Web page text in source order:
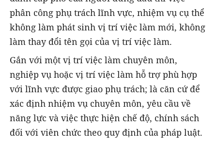
phân công phụ trách lĩnh vực, nhiệm vụ cụ thể
không làm phát sinh vị trí việc làm mới, không
làm thay đổi tên gọi của vị trí việc làm.
Gắn với một vị trí việc làm chuyên môn,
nghiệp vụ hoặc vị trí việc làm hỗ trợ phù hợp
với lĩnh vực được giao phụ trách; là căn cứ để
xác định nhiệm vụ chuyên môn, yêu cầu về
năng lực và việc thực hiện chế độ, chính sách
đối với viên chức theo quy định của pháp luật.